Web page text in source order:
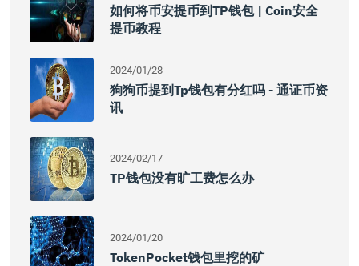
如何将币安提币到TP钱包 | Coin安全
提币教程
2024/01/28
狗狗币提到tp钱包有分红吗 - 通证币资
讯
2024/02/17
TP钱包没有旷工费怎么办
2024/01/20
TokenPocket钱包里挖的矿